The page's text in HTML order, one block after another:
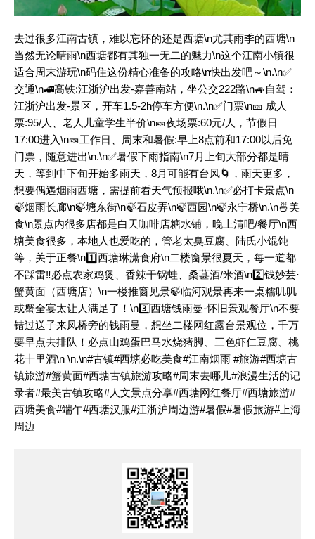
去过很多江南古镇，难以忘怀的还是西塘\n尤其雨季的西塘\n
当然无论晴雨\n西塘都有其独一无二的魅力\n这个江南小镇很
适合周末游玩\n码住这份精心准备的攻略\n快出发吧～\n.\n✅
交通\n🚄高铁:江浙沪出发-嘉善南站，坐公交222路\n🚙自驾：
江浙沪出发-景区，开车1.5-2h停车方便\n.\n✅门票\n🎫 成人
票:95/人、老人儿童学生半价\n🎫夜场票:60元/人，节假日
17:00进入\n🎫工作日、周末和暑假:早上8点前和17:00以后免
门票，随意进出\n.\n✅暑假下雨指南\n7月上旬大部分都是晴
天，等到中下旬开始多雨天，8月可能有台风🌀，雨天更多，
想要偶遇烟雨西塘，需提前看天气预报哦\n.\n✅必打卡景点\n
🍃烟雨长廊\n🍃塘东街\n🍃石皮弄\n🍃西园\n🍃永宁桥\n.\n🍜美
食\n景点内很多店都是白天咖啡店糖水铺，晚上清吧/餐厅\n西
塘美食很多，本地人也爱吃的，管老太臭豆腐、陆氏小馄饨
等，关于正餐\n1️⃣西塘琳潇食府\n二楼窗景很夏天，每一道都
不踩雷‼️必点农家鸡煲、香辣干锅蛙、桑葚酒/米酒\n2️⃣钱妙芸·
蟹黄面（西塘店）\n一楼推窗见景🍃临河观景再来一桌糯叽叽
或蟹全宴太让人满足了！\n3️⃣西塘钱雨曼·怀旧景观餐厅\n不要
错过送子来凤桥旁的钱雨曼，想坐二楼网红露台景观位，千万
要早点去排队！必点山鸡蛋巴马水烧猪脚、三色虾仁豆腐、桃
花十里酒\n \n.\n#古镇#西塘必吃美食#江南烟雨 #旅游#西塘古
镇旅游#蟹黄面#西塘古镇旅游攻略#周末去哪儿#浪漫生活的记
录者#最美古镇攻略#人文景点分享#西塘网红餐厅#西塘旅游#
西塘美食#端午#西塘汉服#江浙沪周边游#暑假#暑假旅游#上海
周边